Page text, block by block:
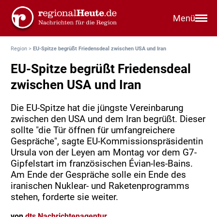
Menü
Region >EU-Spitze begrüßt Friedensdeal zwischen USA und Iran
EU-Spitze begrüßt Friedensdeal
zwischen USA und Iran
Die EU-Spitze hat die jüngste Vereinbarung
zwischen den USA und dem Iran begrüßt. Dieser
sollte "die Tür öffnen für umfangreichere
Gespräche", sagte EU-Kommissionspräsidentin
Ursula von der Leyen am Montag vor dem G7-
Gipfelstart im französischen Évian-les-Bains.
Am Ende der Gespräche solle ein Ende des
iranischen Nuklear- und Raketenprogramms
stehen, forderte sie weiter.